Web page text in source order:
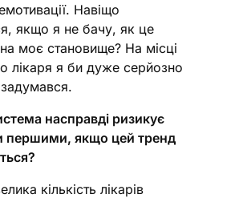
Навіщо
якщо я не бачу, як це
моє становище? На місці
лікаря я би дуже серйозно
насправді ризикує
першими, якщо цей тренд
кількість лікарів